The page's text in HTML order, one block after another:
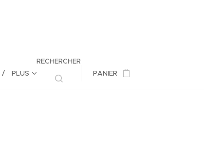
PLUS
RECHERCHER
PANIER